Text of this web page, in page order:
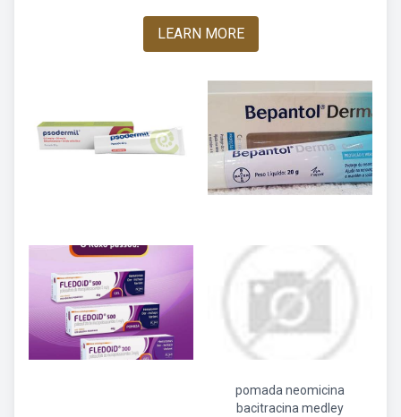
LEARN MORE
pomada neomicina
bacitracina medley